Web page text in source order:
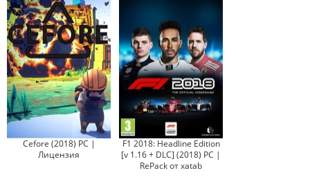
Cefore (2018) PC |
Лицензия
F1 2018: Headline Edition
[v 1.16 + DLC] (2018) PC |
RePack от xatab